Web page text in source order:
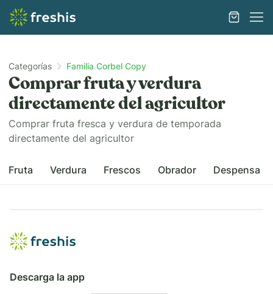
Categorías Familia Corbel Copy
Comprar fruta y verdura
directamente del agricultor
Comprar fruta fresca y verdura de temporada
directamente del agricultor
Fruta Verdura Frescos Obrador Despensa
Descarga la app